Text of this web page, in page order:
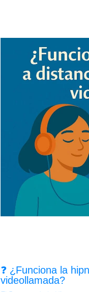
❓ ¿Funciona la
videollamada?